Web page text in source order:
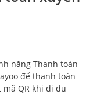
năng Thanh toán
để thanh toán
QR khi đi du